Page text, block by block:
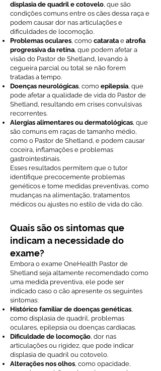
displasia de quadril e cotovelo, que são
condições comuns entre os cães dessa raça e
podem causar dor nas articulações e
dificuldades de locomoção.
Problemas oculares, como catarata e atrofia
progressiva da retina, que podem afetar a
visão do Pastor de Shetland, levando à
cegueira parcial ou total se não forem
tratadas a tempo.
Doenças neurológicas, como epilepsia, que
pode afetar a qualidade de vida do Pastor de
Shetland, resultando em crises convulsivas
recorrentes.
Alergias alimentares ou dermatológicas, que
são comuns em raças de tamanho médio,
como o Pastor de Shetland, e podem causar
coceira, inflamações e problemas
gastrointestinais.
Esses resultados permitem que o tutor
identifique precocemente problemas
genéticos e tome medidas preventivas, como
mudanças na alimentação, tratamentos
médicos ou ajustes no estilo de vida do cão.
Quais são os sintomas que
indicam a necessidade do
exame?
Embora o exame OneHealth Pastor de
Shetland seja altamente recomendado como
uma medida preventiva, ele pode ser
indicado caso o cão apresente os seguintes
sintomas:
Histórico familiar de doenças genéticas,
como displasia de quadril, problemas
oculares, epilepsia ou doenças cardíacas.
Dificuldade de locomoção, dor nas
articulações ou rigidez, que pode indicar
displasia de quadril ou cotovelo.
Alterações nos olhos, como opacidade,